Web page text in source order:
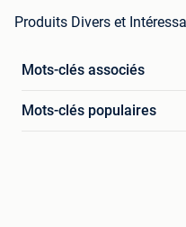
Produits Divers et
Mots-clés associés
Mots-clés populaires